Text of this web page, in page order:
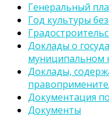
Генеральный
Год культуры
Доклады о
муниципальном
Доклады,
Документация
Документы